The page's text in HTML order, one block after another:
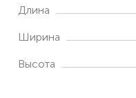
Длина
Ширина
Высота